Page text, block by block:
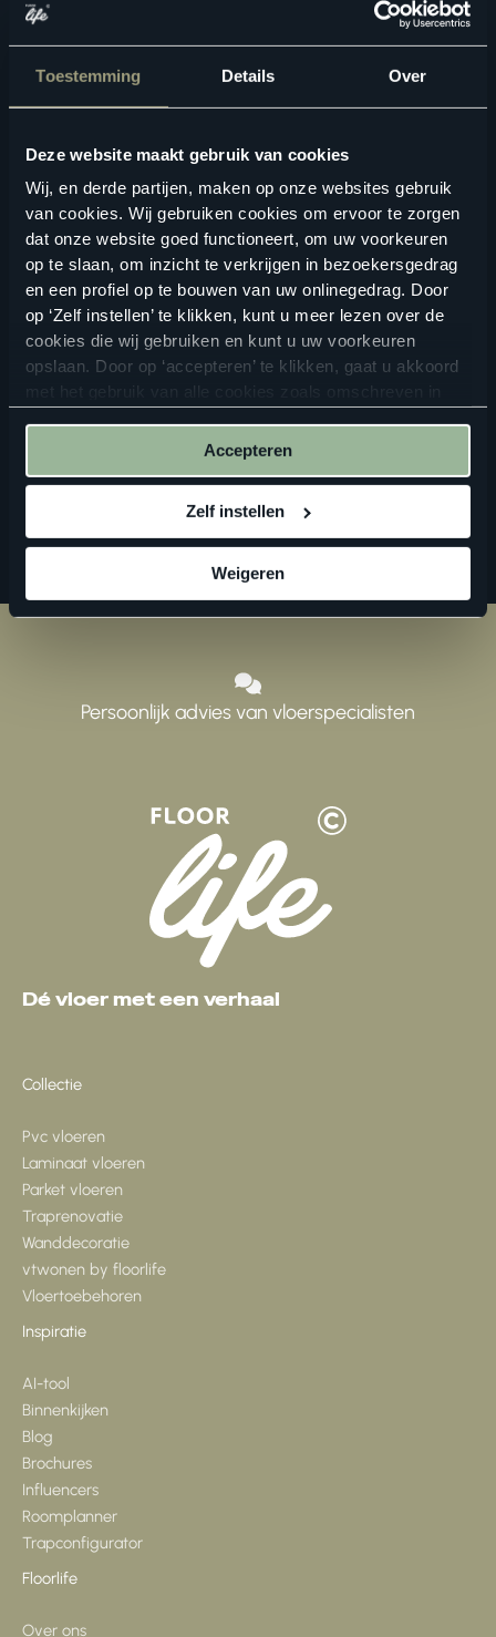
Toestemming Details Over
Deze website maakt gebruik van cookies
Wij, en derde partijen, maken op onze websites gebruik
van cookies. Wij gebruiken cookies om ervoor te zorgen
dat onze website goed functioneert, om uw voorkeuren
op te slaan, om inzicht te verkrijgen in bezoekersgedrag
en een profiel op te bouwen van uw onlinegedrag. Door
op ‘Zelf instellen’ te klikken, kunt u meer lezen over de
cookies die wij gebruiken en kunt u uw voorkeuren
opslaan. Door op ‘accepteren’ te klikken, gaat u akkoord
met het gebruik van alle cookies zoals omschreven in
Accepteren
Zelf instellen
Weigeren
Vind een verkooppunt in de buurt
Persoonlijk advies van vloerspecialisten
Dé vloer met een verhaal
Collectie
Pvc vloeren
Laminaat vloeren
Parket vloeren
Traprenovatie
Wanddecoratie
vtwonen by floorlife
Vloertoebehoren
Inspiratie
AI-tool
Binnenkijken
Blog
Brochures
Influencers
Roomplanner
Trapconfigurator
Floorlife
Over ons